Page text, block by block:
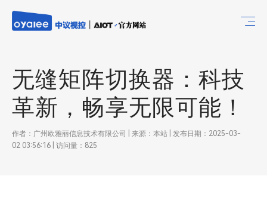
无缝矩阵切换器：科技
革新，畅享无限可能！
作者：广州欧雅丽信息技术有限公司 | 来源：本站 | 发布日期：2025-03-
02 03:56:16 | 访问量：825